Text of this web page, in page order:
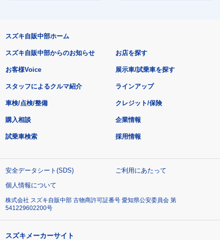
スズキ自販中部ホーム
スズキ自販中部からのお知らせ
お客様Voice
スタッフによるクルマ紹介
お店を探す
展示車/試乗車を探す
ラインアップ
車検/点検/整備 クレジット/保険
購入相談
試乗車検索
企業情報
採用情報
安全データシート(SDS)
ご利用にあたって
個人情報について
株式会社 スズキ自販中部 古物商許可証番号 愛知県公安委員会 第
541229602200号
スズキメーカーサイト